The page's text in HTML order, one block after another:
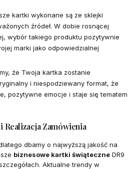
kartki wykonane są ze sklejki
źródeł. W dobie rosnącej
wybór takiego produktu pozytywnie
marki jako odpowiedzialnej
że Twoja kartka zostanie
i niespodziewany format, że
pozytywne emocje i staje się tematem
Realizacja Zamówienia
dbamy o najwyższą jakość na
biznesowe kartki świąteczne DR9
Aktualne trendy w